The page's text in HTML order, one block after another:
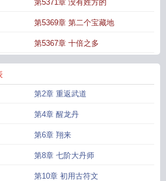
一诀第3609章九龙归一诀完整版免费
最新章节免费阅读九龙归一诀好看吗
诀女主角九龙归一诀全文阅读
九龙归一诀全文免费收听九龙归一诀陆沉最新章
阅读
文九龙归一诀第二部九龙归一诀陆正儒的身
归一诀几个老婆 九龙归一诀全集
九龙归一诀完整版一读到底
第5371章 没有姓方的
第5369章 第二个宝藏地
第5367章 十倍之多
第2章 重返武道
第4章 醒龙丹
第6章 翔来
第8章 七阶大丹师
第10章 初用古符文